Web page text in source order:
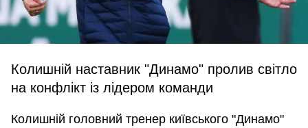
Колишній наставник "Динамо" пролив світло
на конфлікт із лідером команди
Колишній головний тренер київського "Динамо"